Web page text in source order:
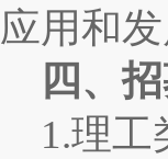
应用和
四、
1.理